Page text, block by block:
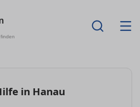
in Hanau